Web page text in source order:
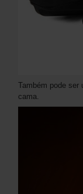
Também pode ser
cama.